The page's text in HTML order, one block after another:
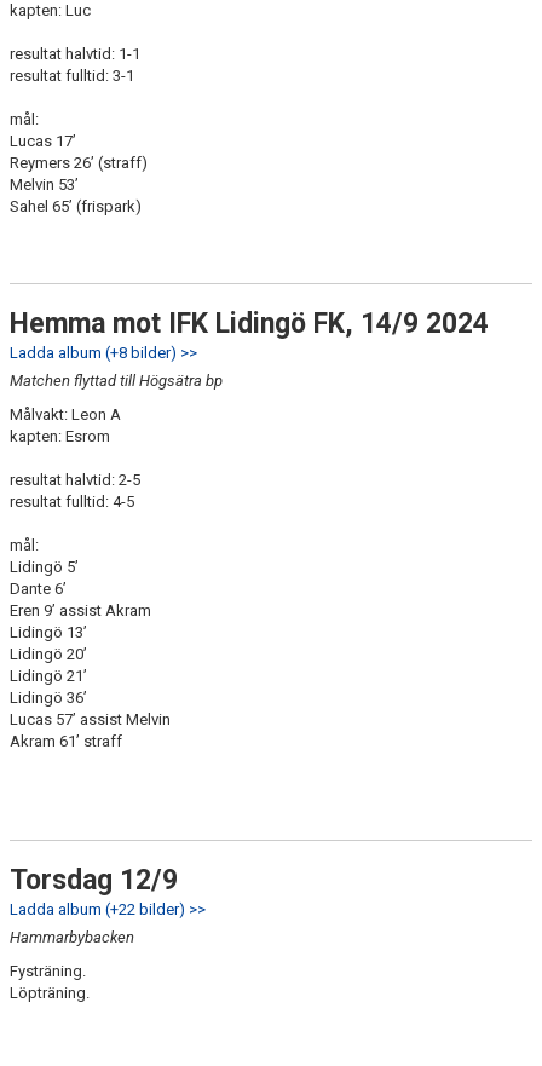
kapten: Luc
resultat halvtid: 1-1
resultat fulltid: 3-1
mål:
Lucas 17’
Reymers 26’ (straff)
Melvin 53’
Sahel 65’ (frispark)
Hemma mot IFK Lidingö FK, 14/9 2024
Ladda album (+8 bilder) >>
Matchen flyttad till Högsätra bp
Målvakt: Leon A
kapten: Esrom
resultat halvtid: 2-5
resultat fulltid: 4-5
mål:
Lidingö 5’
Dante 6’
Eren 9’ assist Akram
Lidingö 13’
Lidingö 20’
Lidingö 21’
Lidingö 36’
Lucas 57’ assist Melvin
Akram 61’ straff
Torsdag 12/9
Ladda album (+22 bilder) >>
Hammarbybacken
Fysträning.
Löpträning.